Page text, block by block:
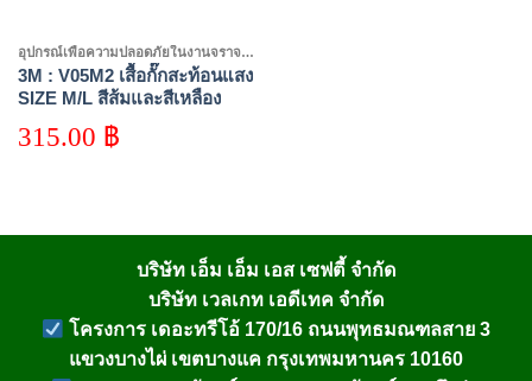
อุปกรณ์เพื่อความปลอดภัยในงานจราจร 3M
3M : V05M2 เสื้อกั๊กสะท้อนแสง
SIZE M/L สีส้มและสีเหลือง
315.00 ฿
บริษัท เอ็ม เอ็ม เอส เซฟตี้ จำกัด
บริษัท เวลเกท เอดีเทค จำกัด
โครงการ เดอะทรีโอ้ 170/16 ถนนพุทธมณฑลสาย 3
แขวงบางไผ่ เขตบางแค กรุงเทพมหานคร 10160